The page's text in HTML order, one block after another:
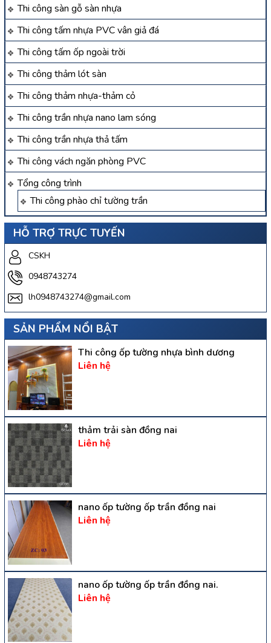
Thi công sàn gỗ sàn nhựa
Thi công tấm nhựa PVC vân giả đá
Thi công tấm ốp ngoài trời
Thi công thảm lót sàn
Thi công thảm nhựa-thảm cỏ
Thi công trần nhựa nano lam sóng
Thi công trần nhựa thả tấm
Thi công vách ngăn phòng PVC
Tổng công trình
Thi công phào chỉ tường trần
HỖ TRỢ TRỰC TUYẾN
CSKH
0948743274
lh0948743274@gmail.com
SẢN PHẨM NỔI BẬT
Thi công ốp tường nhựa bình dương
Liên hệ
thảm trải sàn đồng nai
Liên hệ
nano ốp tường ốp trần đồng nai
Liên hệ
nano ốp tường ốp trần đồng nai.
Liên hệ